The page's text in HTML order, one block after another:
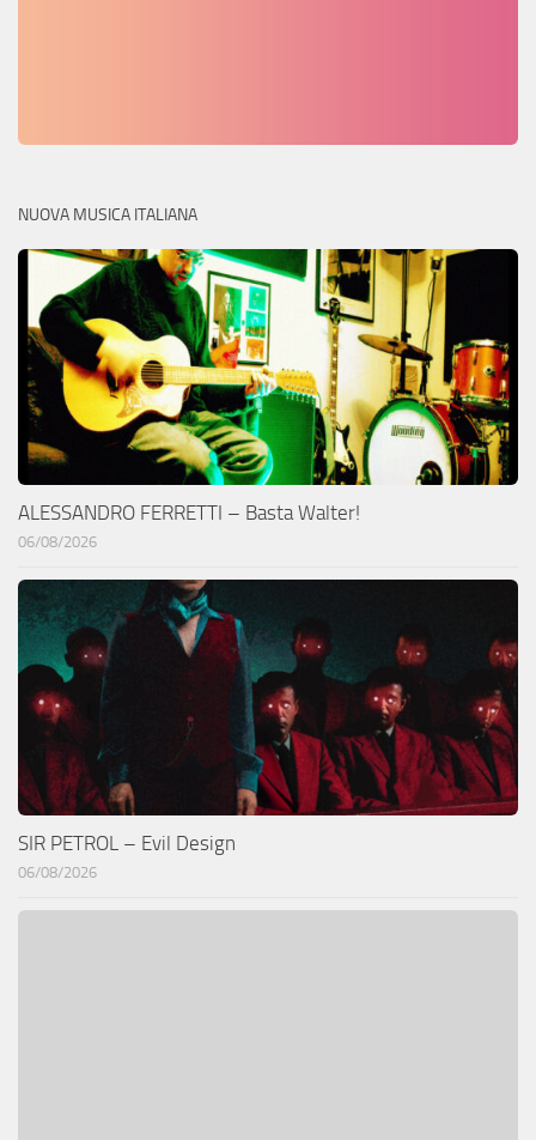
NUOVA MUSICA ITALIANA
ALESSANDRO FERRETTI – Basta Walter!
06/08/2026
SIR PETROL – Evil Design
06/08/2026